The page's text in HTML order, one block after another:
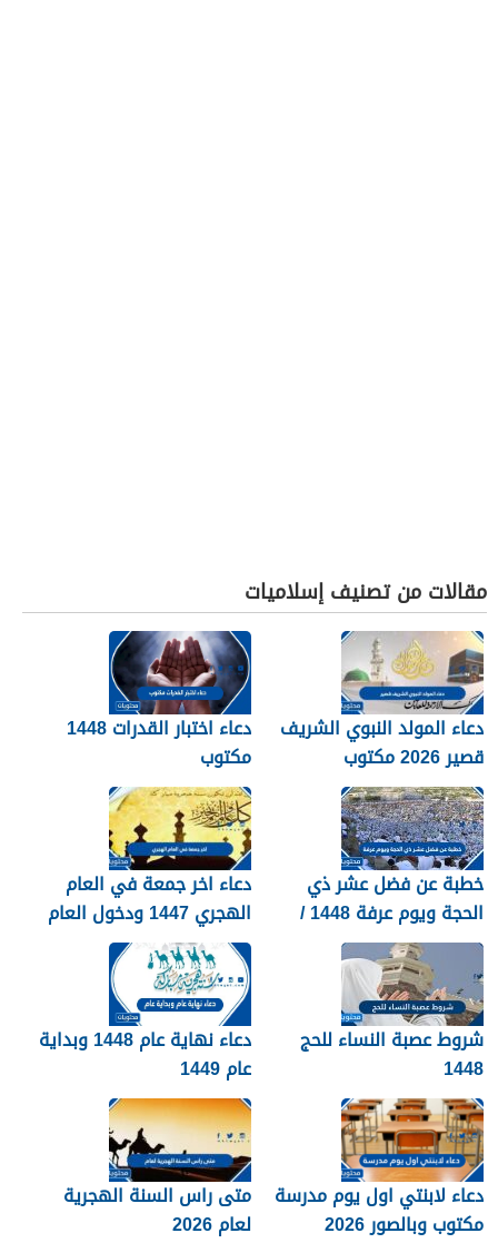
مقالات من تصنيف إسلاميات
دعاء المولد النبوي الشريف
قصير 2026 مكتوب
دعاء اختبار القدرات 1448
مكتوب
خطبة عن فضل عشر ذي
الحجة ويوم عرفة 1448 /
2026
دعاء اخر جمعة في العام
الهجري 1447 ودخول العام
الجديد 1448
شروط عصبة النساء للحج
1448
دعاء نهاية عام 1448 وبداية
عام 1449
دعاء لابنتي اول يوم مدرسة
مكتوب وبالصور 2026
متى راس السنة الهجرية
لعام 2026